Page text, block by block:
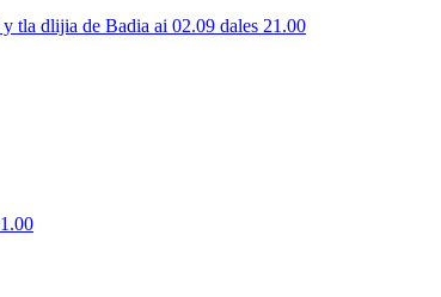
tla dlijia de Badia ai 02.09 dales 21.00